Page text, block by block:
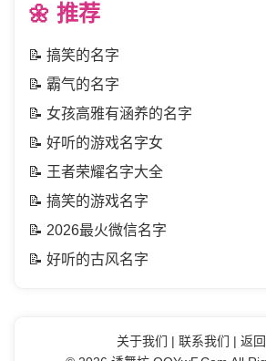
🌼 推荐
📝 搞笑的名字
📝 霸气的名字
📝 女孩高雅有涵养的名字
📝 好听的游戏名字女
📝 王者荣耀名字大全
📝 搞笑的游戏名字
📝 2026最火微信名字
📝 好听的古风名字
关于我们 | 联系我们 | 返